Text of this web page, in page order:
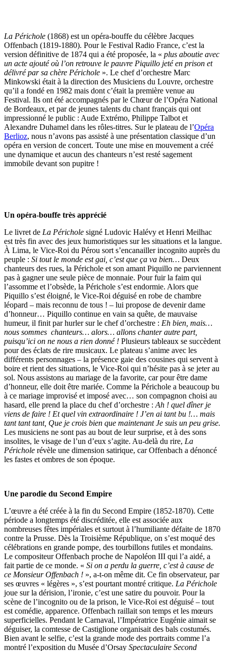
La Périchole (1868) est un opéra-bouffe du célèbre Jacques
Offenbach (1819-1880). Pour le Festival Radio France, c’est la
version définitive de 1874 qui a été proposée, la « plus aboutie avec
un acte ajouté où l’on retrouve le pauvre Piquillo jeté en prison et
délivré par sa chère Périchole ». Le chef d’orchestre Marc
Minkowski était à la direction des Musiciens du Louvre, orchestre
qu’il a fondé en 1982 mais dont c’était la première venue au
Festival. Ils ont été accompagnés par le Chœur de l’Opéra National
de Bordeaux, et par de jeunes talents du chant français qui ont
impressionné le public : Aude Extrémo, Philippe Talbot et
Alexandre Duhamel dans les rôles-titres. Sur le plateau de l’Opéra
Berlioz, nous n’avons pas assisté à une présentation classique d’un
opéra en version de concert. Toute une mise en mouvement a créé
une dynamique et aucun des chanteurs n’est resté sagement
immobile devant son pupitre !
Un opéra-bouffe très apprécié
Le livret de La Périchole signé Ludovic Halévy et Henri Meilhac
est très fin avec des jeux humoristiques sur les situations et la langue.
À Lima, le Vice-Roi du Pérou sort s’encanailler incognito auprès du
peuple : Si tout le monde est gai, c’est que ça va bien… Deux
chanteurs des rues, la Périchole et son amant Piquillo ne parviennent
pas à gagner une seule pièce de monnaie. Pour fuir la faim qui
l’assomme et l’obsède, la Périchole s’est endormie. Alors que
Piquillo s’est éloigné, le Vice-Roi déguisé en robe de chambre
léopard – mais reconnu de tous ! – lui propose de devenir dame
d’honneur… Piquillo continue en vain sa quête, de mauvaise
humeur, il finit par hurler sur le chef d’orchestre : Eh bien, mais…
nous sommes chanteurs… alors… allons chanter autre part,
puisqu’ici on ne nous a rien donné ! Plusieurs tableaux se succèdent
pour des éclats de rire musicaux. Le plateau s’anime avec les
différents personnages – la présence gaie des cousines qui servent à
boire et rient des situations, le Vice-Roi qui n’hésite pas à se jeter au
sol. Nous assistons au mariage de la favorite, car pour être dame
d’honneur, elle doit être mariée. Comme la Périchole a beaucoup bu
à ce mariage improvisé et imposé avec… son compagnon choisi au
hasard, elle prend la place du chef d’orchestre : Ah ! quel dîner je
viens de faire ! Et quel vin extraordinaire ! J’en ai tant bu !… mais
tant tant tant, Que je crois bien que maintenant Je suis un peu grise.
Les musiciens ne sont pas au bout de leur surprise, et à des sons
insolites, le visage de l’un d’eux s’agite. Au-delà du rire, La
Périchole révèle une dimension satirique, car Offenbach a dénoncé
les fastes et ombres de son époque.
Une parodie du Second Empire
L’œuvre a été créée à la fin du Second Empire (1852-1870). Cette
période a longtemps été discréditée, elle est associée aux
nombreuses fêtes impériales et surtout à l’humiliante défaite de 1870
contre la Prusse. Dès la Troisième République, on s’est moqué des
célébrations en grande pompe, des tourbillons futiles et mondains.
Le compositeur Offenbach proche de Napoléon III qui l’a aidé, a
fait partie de ce monde. « Si on a perdu la guerre, c’est à cause de
ce Monsieur Offenbach ! », a-t-on même dit. Ce fin observateur, par
ses œuvres « légères », s’est pourtant montré critique. La Périchole
joue sur la dérision, l’ironie, c’est une satire du pouvoir. Pour la
scène de l’incognito ou de la prison, le Vice-Roi est déguisé – tout
est comédie, apparence. Offenbach raillait son temps et les mœurs
superficielles. Pendant le Carnaval, l’Impératrice Eugénie aimait se
déguiser, la comtesse de Castiglione organisait des bals costumés.
Bien avant le selfie, c’est la grande mode des portraits comme l’a
montré l’exposition du Musée d’Orsay Spectaculaire Second